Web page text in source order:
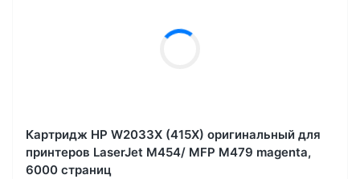
Картридж HP W2033X (415X) оригинальный для
принтеров LaserJet M454/ MFP M479 magenta,
6000 страниц